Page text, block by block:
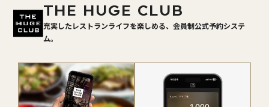
THE HUGE CLUB
充実したレストランライフを楽しめる、会員制公式予約システ
ム。